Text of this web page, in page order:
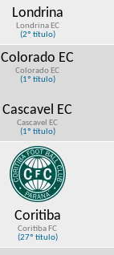
Londrina
Londrina EC
(2º título)
Colorado EC
Colorado EC
(1º título)
Cascavel EC
Cascavel EC
(1º título)
Coritiba
Coritiba FC
(27º título)